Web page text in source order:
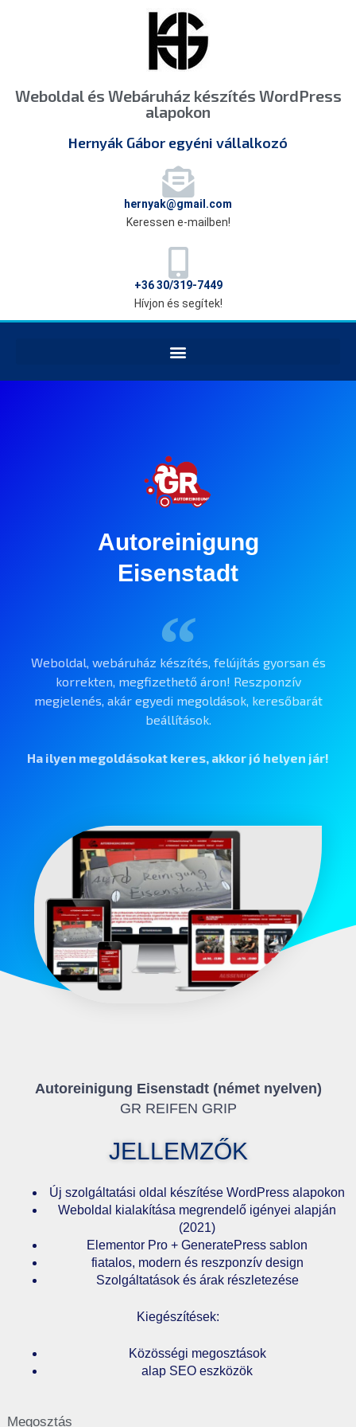
Weboldal és Webáruház készítés WordPress
alapokon
Hernyák Gábor egyéni vállalkozó
hernyak@gmail.com
Keressen e-mailben!
+36 30/319-7449
Hívjon és segítek!
Autoreinigung
Eisenstadt
Weboldal, webáruház készítés, felújítás gyorsan és
korrekten, megfizethető áron! Reszponzív
megjelenés, akár egyedi megoldások, keresőbarát
beállítások.
Ha ilyen megoldásokat keres, akkor jó helyen jár!
Autoreinigung Eisenstadt (német nyelven)
GR REIFEN GRIP
JELLEMZŐK
Új szolgáltatási oldal készítése WordPress alapokon
Weboldal kialakítása megrendelő igényei alapján
(2021)
Elementor Pro + GeneratePress sablon
fiatalos, modern és reszponzív design
Szolgáltatások és árak részletezése
Kiegészítések:
Közösségi megosztások
alap SEO eszközök
Megosztás